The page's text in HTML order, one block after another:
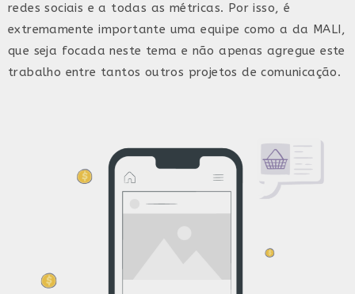
redes sociais e a todas as métricas. Por isso, é
extremamente importante uma equipe como a da MALI,
que seja focada neste tema e não apenas agregue este
trabalho entre tantos outros projetos de comunicação.